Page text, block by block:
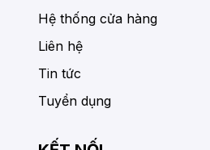
Hệ thống cửa hàng
Liên hệ
Tin tức
Tuyển dụng